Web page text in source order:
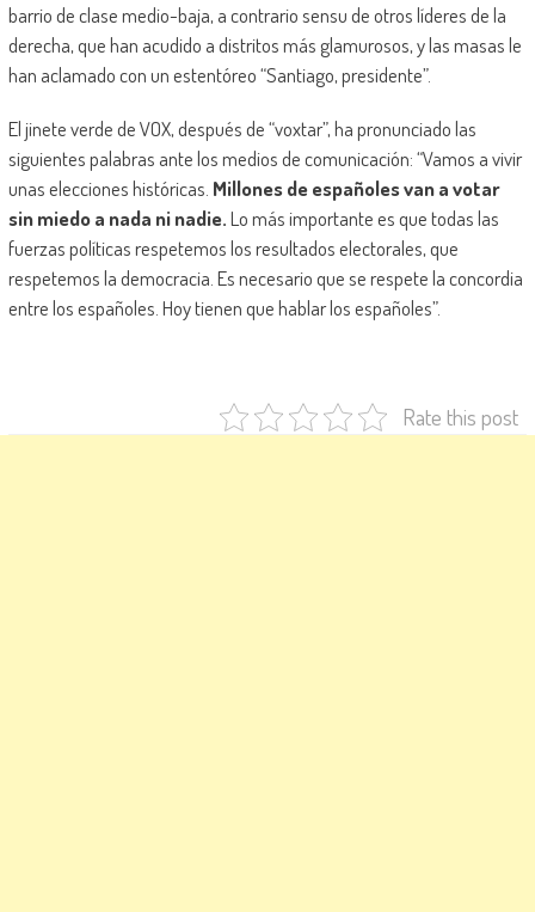
barrio de clase medio-baja, a contrario sensu de otros líderes de la
derecha, que han acudido a distritos más glamurosos, y las masas le
han aclamado con un estentóreo “Santiago, presidente”.
El jinete verde de VOX, después de “voxtar”, ha pronunciado las
siguientes palabras ante los medios de comunicación: “Vamos a vivir
unas elecciones históricas. Millones de españoles van a votar
sin miedo a nada ni nadie.Lo más importante es que todas las
fuerzas políticas respetemos los resultados electorales, que
respetemos la democracia. Es necesario que se respete la concordia
entre los españoles. Hoy tienen que hablar los españoles”.
Rate this post